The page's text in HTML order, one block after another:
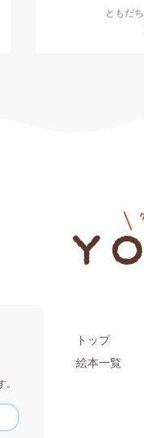
ともだち
トップ
絵本一覧